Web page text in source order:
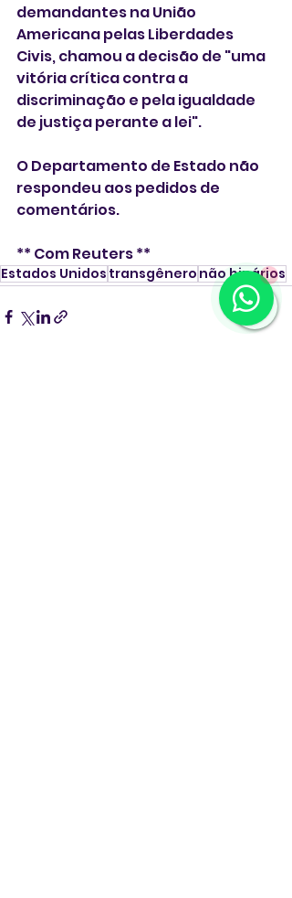
demandantes na União
Americana pelas Liberdades
Civis, chamou a decisão de "uma
vitória crítica contra a
discriminação e pela igualdade
de justiça perante a lei".
O Departamento de Estado não
respondeu aos pedidos de
comentários.
** Com Reuters **
Estados Unidos transgênero não binários
1